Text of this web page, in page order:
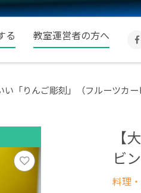
る 教室運営者の方へ
い「りんご彫刻」（フルーツカ
【
ビ
料理